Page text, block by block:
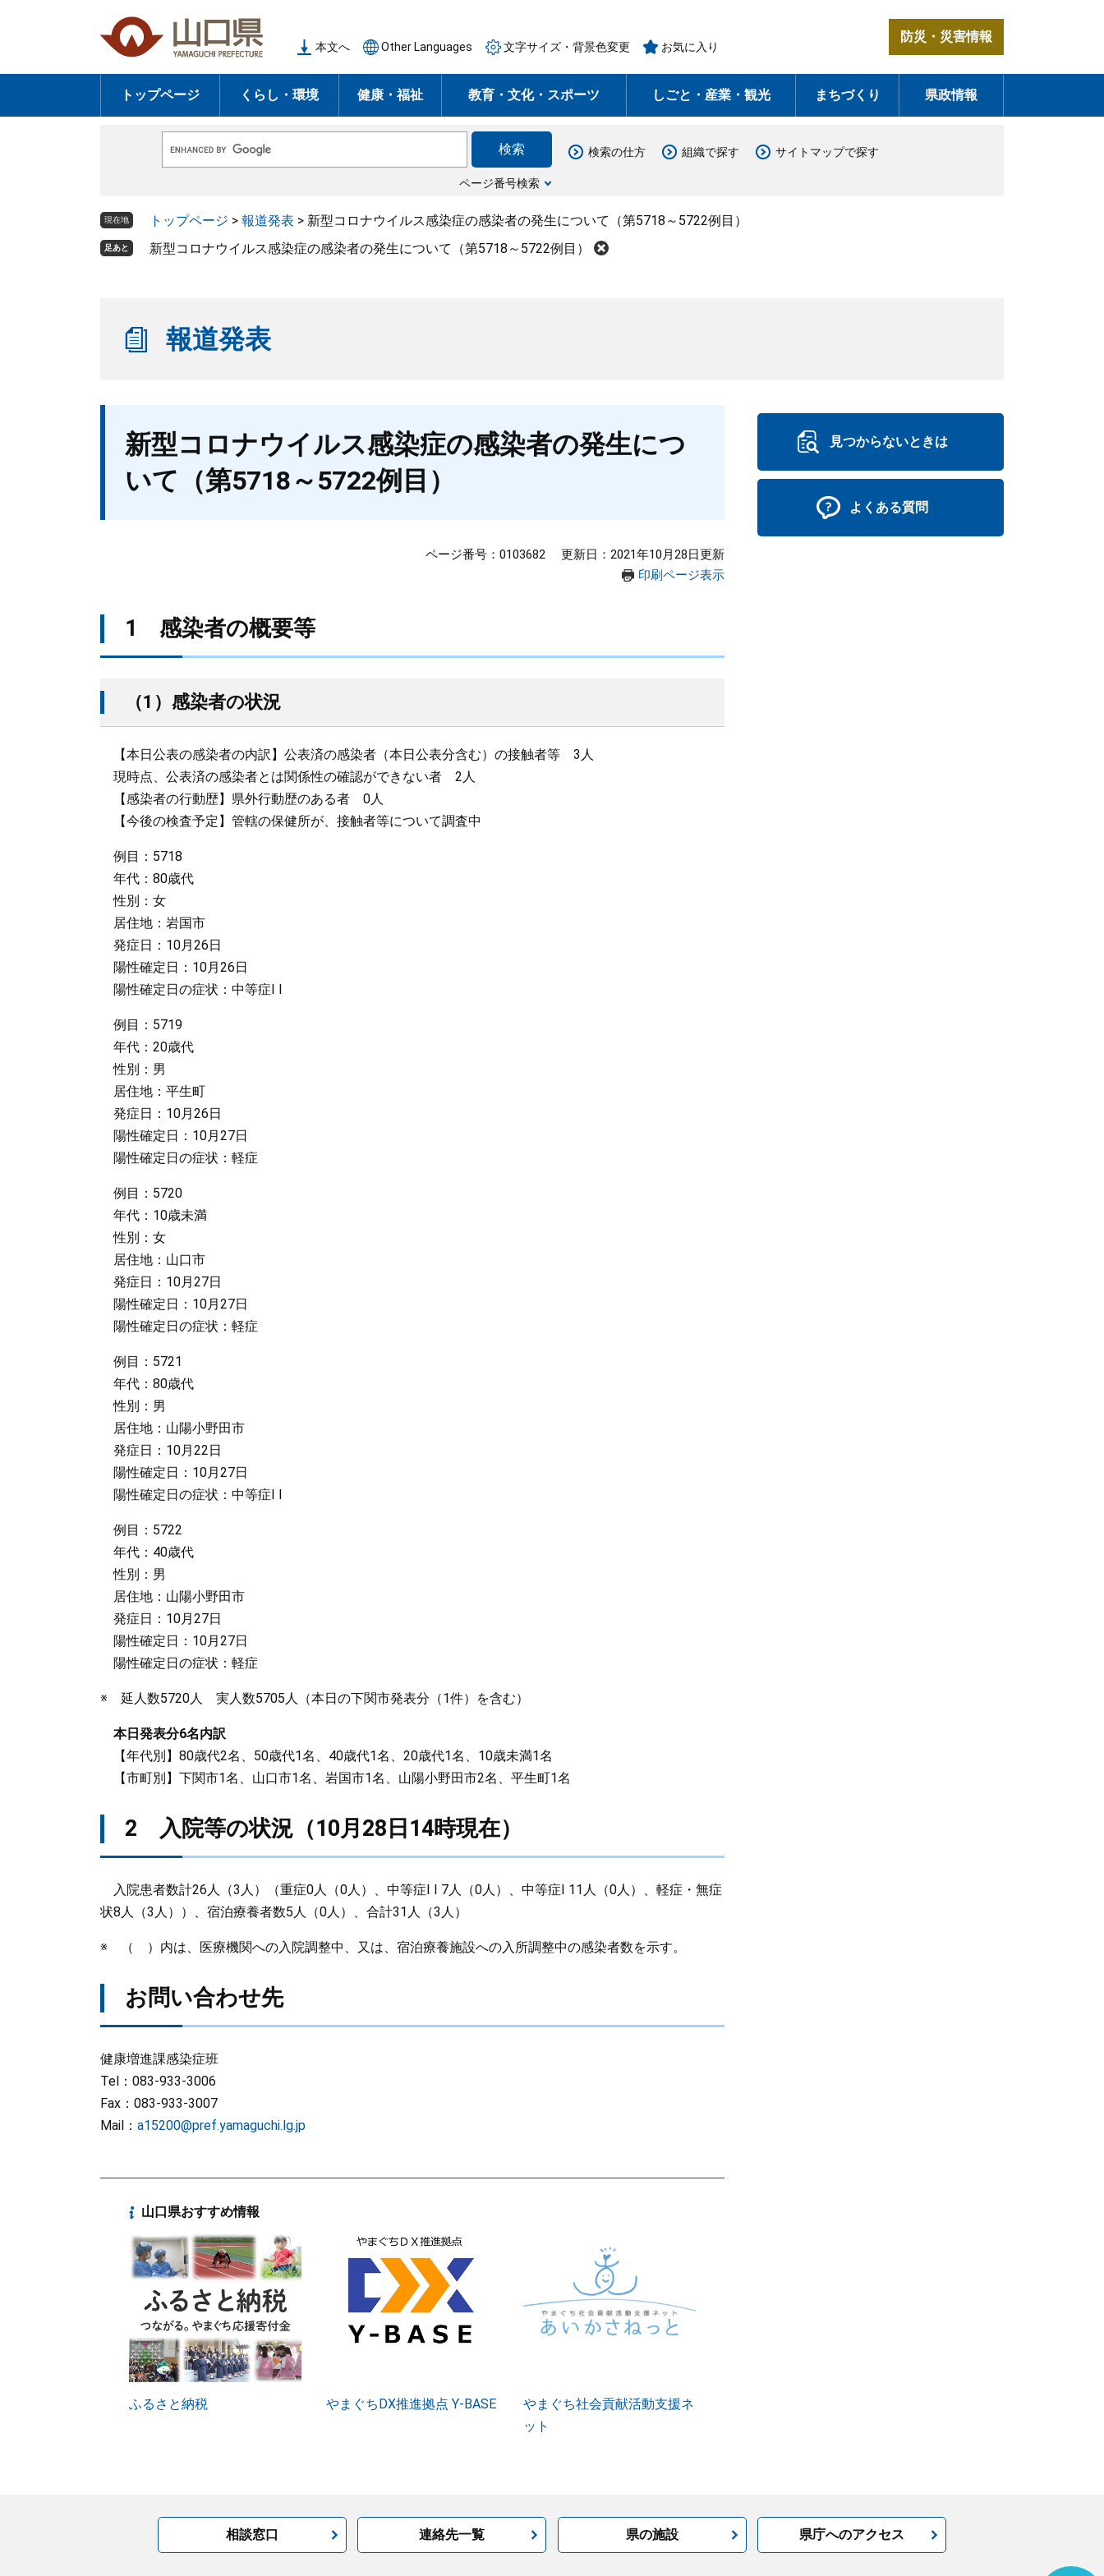
の
頭
ー
飛
本文へ Other Languages 文字サイズ・背景色変更 お気に入り
防災・災害情報
トップページ くらし・環境 健康・福祉 教育・文化・スポーツ しごと・産業・観光 まちづくり 県政情報
o
e
ス
ページ番号検索
検索の仕方 組織で探す サイトマップで探す
現在地 トップページ > 報道発表 > 新型コロナウイルス感染症の感染者の発生について（第5718～5722例目）
足あと 新型コロナウイルス感染症の感染者の発生について（第5718～5722例目）
報道発表
新型コロナウイルス感染症の感染者の発生につ
いて（第5718～5722例目）
ページ番号：0103682
更新日：2021年10月28日更新
印刷ページ表示
1 感染者の概要等
（1）感染者の状況
【本日公表の感染者の内訳】公表済の感染者（本日公表分含む）の接触者等 3人
現時点、公表済の感染者とは関係性の確認ができない者 2人
【感染者の行動歴】県外行動歴のある者 0人
【今後の検査予定】管轄の保健所が、接触者等について調査中
例目：5718
年代：80歳代
性別：女
居住地：岩国市
発症日：10月26日
陽性確定日：10月26日
陽性確定日の症状：中等症I I
例目：5719
年代：20歳代
性別：男
居住地：平生町
発症日：10月26日
陽性確定日：10月27日
陽性確定日の症状：軽症
例目：5720
年代：10歳未満
性別：女
居住地：山口市
発症日：10月27日
陽性確定日：10月27日
陽性確定日の症状：軽症
例目：5721
年代：80歳代
性別：男
居住地：山陽小野田市
発症日：10月22日
陽性確定日：10月27日
陽性確定日の症状：中等症I I
例目：5722
年代：40歳代
性別：男
居住地：山陽小野田市
発症日：10月27日
陽性確定日：10月27日
陽性確定日の症状：軽症
※ 延人数5720人 実人数5705人（本日の下関市発表分（1件）を含む）
本日発表分6名内訳
【年代別】80歳代2名、50歳代1名、40歳代1名、20歳代1名、10歳未満1名
【市町別】下関市1名、山口市1名、岩国市1名、山陽小野田市2名、平生町1名
2 入院等の状況（10月28日14時現在）
入院患者数計26人（3人）（重症0人（0人）、中等症I I 7人（0人）、中等症I 11人（0人）、軽症・無症
状8人（3人））、宿泊療養者数5人（0人）、合計31人（3人）
※ （ ）内は、医療機関への入院調整中、又は、宿泊療養施設への入所調整中の感染者数を示す。
お問い合わせ先
健康増進課感染症班
Tel：083-933-3006
Fax：083-933-3007
Mail： a15200@pref.yamaguchi.lg.jp
山口県おすすめ情報
ふるさと納税 やまぐちDX推進拠点 Y-BASE
やまぐち社会貢献活動支援ネ
ット
見つからないときは
よくある質問
相談窓口 連絡先一覧 県の施設 県庁へのアクセス